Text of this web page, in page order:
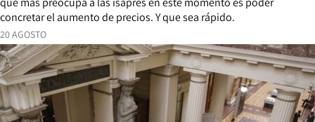
20 AGOSTO
concretar el aumento de precios. Y que sea rápido.